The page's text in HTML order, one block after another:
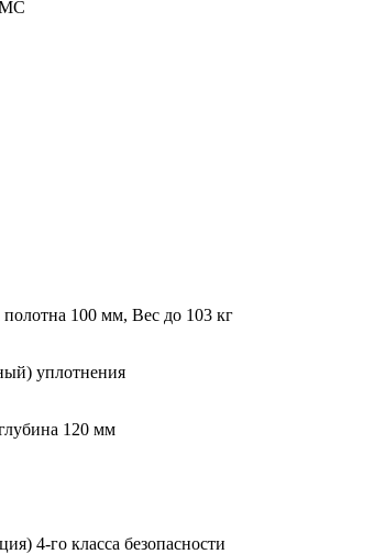
100 мм, Вес до 103 кг
уплотнения
120 мм
4-го класса безопасности